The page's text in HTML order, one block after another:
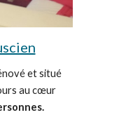
et situé
au cœur